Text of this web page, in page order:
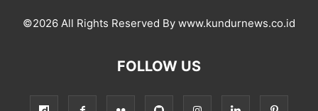
©2026 All Rights Reserved By www.kundurnews.co.id
FOLLOW US